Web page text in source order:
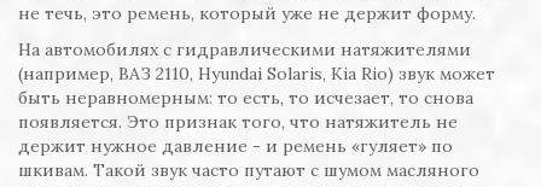
не течь, это ремень, который уже не держит форму.
На автомобилях с гидравлическими натяжителями
(например, ВАЗ 2110, Hyundai Solaris, Kia Rio) звук может
быть неравномерным: то есть, то исчезает, то снова
появляется. Это признак того, что натяжитель не
держит нужное давление - и ремень «гуляет» по
шкивам. Такой звук часто путают с шумом масляного